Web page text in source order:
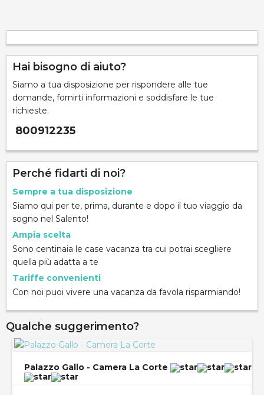
Hai bisogno di aiuto?
Siamo a tua disposizione per rispondere alle tue
domande, fornirti informazioni e soddisfare le tue
richieste.
800912235
Perché fidarti di noi?
Sempre a tua disposizione
Siamo qui per te, prima, durante e dopo il tuo viaggio da
sogno nel Salento!
Ampia scelta
Sono centinaia le case vacanza tra cui potrai scegliere
quella più adatta a te
Tariffe convenienti
Con noi puoi vivere una vacanza da favola risparmiando!
Qualche suggerimento?
Palazzo Gallo - Camera La Corte